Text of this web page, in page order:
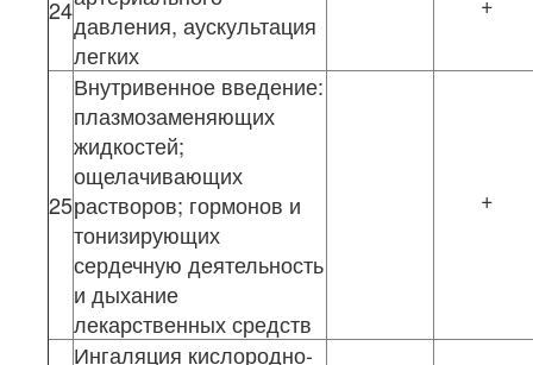
24давления, аускультация
легких
25
Внутривенное введение:
плазмозаменяющих
жидкостей;
ощелачивающих
растворов; гормонов и
тонизирующих
сердечную деятельность
и дыхание
лекарственных средств
+
Ингаляция кислородно-